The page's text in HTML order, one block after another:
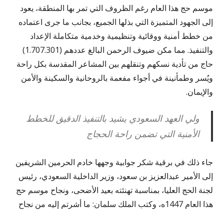
موسم حج هذا العام رغم الظروف التي تمر بها المنطقة، يعود
إلى الجهود المتميزة التي بذلها الجميع، بجانب ما جرى اعتماده
من خطط أمنية ووقائية وتنظيمية وخدمية متكاملة الإعداد
والتنفيذ. مما مكن ضيوف الرحمن البالغ عددهم (1.707.301)
حاج من تأدية نسكهم وتنقلهم بين المشاعر المقدسة بكل راحة
ويُسر وطمأنينة في أجواء مفعمة بالروحانية والسكينة والأمن
والإيمان.
ولي العهد السعودي يشيد بالتنفيذ الدقيق للخطط
الأمنية التي تضمن راحة الحجاج
جاء ذلك في برقية شكر جوابية وجهها خادم الحرمين الشريفين
إلى الأمير عبدالعزيز بن سعود، وزير الداخلية السعودي، رئيس
لجنة الحج العليا، بمناسبة تهنئته بعيد الأضحى، ونجاح موسم حج
هذا العام 1447ه، وكتب الملك سلمان: ما أشرتم إليه من نجاح